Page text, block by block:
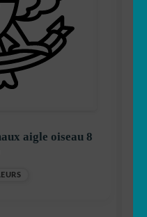
aigle oiseau 8